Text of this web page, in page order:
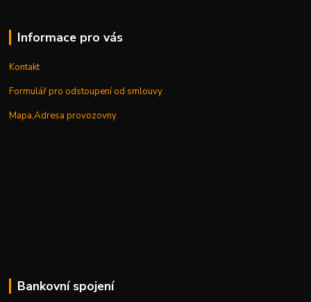
Informace pro vás
Kontakt
Formulář pro odstoupení od smlouvy
Mapa,Adresa provozovny
Bankovní spojení